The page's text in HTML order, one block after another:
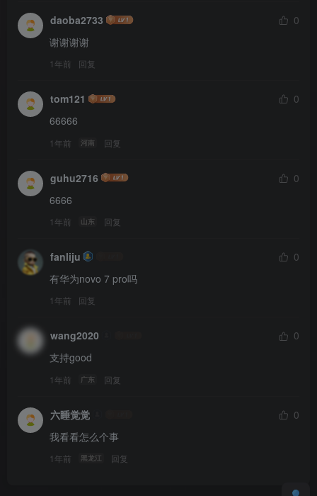
daoba2733
0
谢谢谢谢
1年前 回复
tom121
0
66666
1年前 河南 回复
guhu2716
0
6666
1年前 山东 回复
fanliju
0
有华为novo 7 pro吗
1年前 回复
wang2020
0
支持good
1年前 广东 回复
六睡觉觉
0
我看看怎么个事
1年前 黑龙江 回复